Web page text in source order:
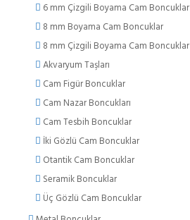
6 mm Çizgili Boyama Cam Boncuklar
8 mm Boyama Cam Boncuklar
8 mm Çizgili Boyama Cam Boncuklar
Akvaryum Taşları
Cam Figür Boncuklar
Cam Nazar Boncukları
Cam Tesbih Boncuklar
İki Gözlü Cam Boncuklar
Otantik Cam Boncuklar
Seramik Boncuklar
Üç Gözlü Cam Boncuklar